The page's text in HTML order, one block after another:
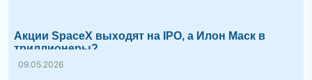
Акции SpaceX выходят на IPO, а Илон Маск в
триллионеры?
09.05.2026